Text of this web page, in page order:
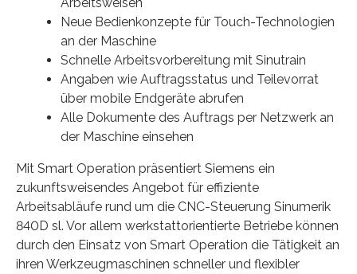
Neue Bedienkonzepte für Touch-Technologien
an der Maschine
Schnelle Arbeitsvorbereitung mit Sinutrain
Angaben wie Auftragsstatus und Teilevorrat
über mobile Endgeräte abrufen
Alle Dokumente des Auftrags per Netzwerk an
der Maschine einsehen
Mit Smart Operation präsentiert Siemens ein
zukunftsweisendes Angebot für effiziente
Arbeitsabläufe rund um die CNC-Steuerung Sinumerik
840D sl. Vor allem werkstattorientierte Betriebe können
durch den Einsatz von Smart Operation die Tätigkeit an
ihren Werkzeugmaschinen schneller und flexibler